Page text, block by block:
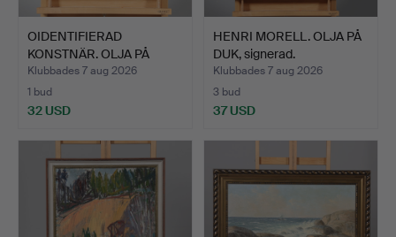
OIDENTIFIERAD
KONSTNÄR. OLJA PÅ
PANNÅ, sti…
Klubbades 7 aug 2026
1 bud
32 USD
HENRI MORELL. OLJA PÅ
DUK, signerad.
Klubbades 7 aug 2026
3 bud
37 USD